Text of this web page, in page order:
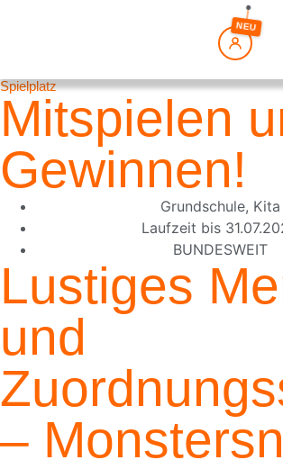
NEU
Spielplatz
Mitspielen
Gewinnen!
Grundschule, Kita
Laufzeit bis
BUNDESWEIT
Lustiges
und
–